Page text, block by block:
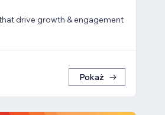
drive growth & engagement
Pokaż